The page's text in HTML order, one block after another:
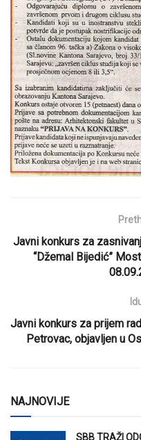
Javni konkurs za
“Džemal Bijedić”
Javni konkurs za prijem
Petrovac, objavljen u
NAJNOVIJE
SBB TRAŽI